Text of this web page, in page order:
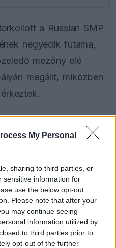
My Personal
sharing to third parties, or
sensitive information for
use the below opt-out
Please note that after your
may continue seeing
information utilized by
to third parties prior to
opt-out of the further
a Russian SMP
negyedik futama,
mezőny elé
megállt, miközben
fel, és az első
és Makszim Orlov
A vasárnapi
Shagaliev
más miatt került